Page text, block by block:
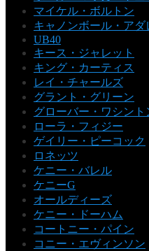
マイケル・ボルトン
キャノンボール・アダ
UB40
キース・ジャレット
キング・カーティス
レイ・チャールズ
グラント・グリーン
グローバー・ワシント
ローラ・フィジー
ゲイリー・ピーコック
ロネッツ
ケニー・バレル
ケニーG
オールディーズ
ケニー・ドーハム
コートニー・パイン
コニー・エヴィンソン